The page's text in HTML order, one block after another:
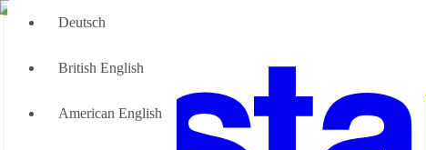
Deutsch
British English
American English